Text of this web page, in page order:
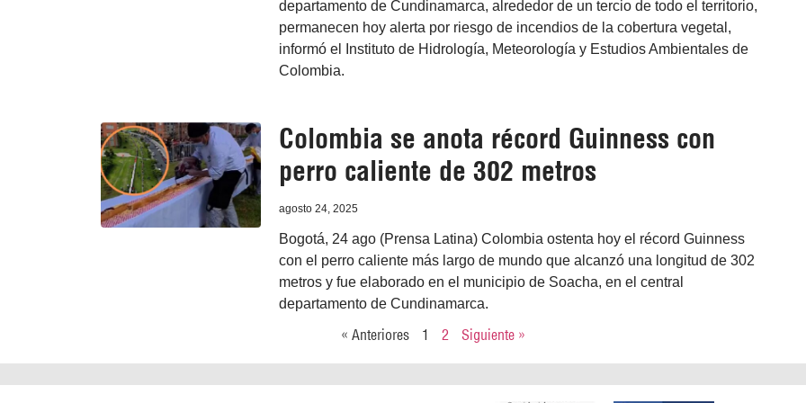
departamento de Cundinamarca, alrededor de un tercio de todo el territorio,
permanecen hoy alerta por riesgo de incendios de la cobertura vegetal,
informó el Instituto de Hidrología, Meteorología y Estudios Ambientales de
Colombia.
Colombia se anota récord Guinness con
perro caliente de 302 metros
agosto 24, 2025
Bogotá, 24 ago (Prensa Latina) Colombia ostenta hoy el récord Guinness
con el perro caliente más largo de mundo que alcanzó una longitud de 302
metros y fue elaborado en el municipio de Soacha, en el central
departamento de Cundinamarca.
« Anteriores 1 2 Siguiente »